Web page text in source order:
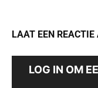
LAAT EEN REACTIE
LOG IN OM